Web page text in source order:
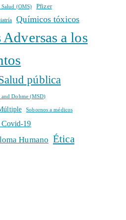
(OMS) Pfizer
Químicos tóxicos
Adversas a los
pública
and Dohme (MSD)
Sobornos a médicos
Covid-19
Humano Ética